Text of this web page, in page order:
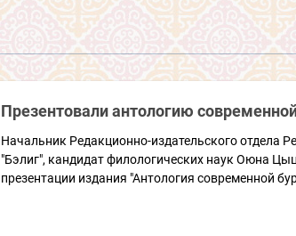
Презентовали антологию
Начальник Редакционно-издательского отдела
"Бэлиг", кандидат филологических наук Оюна
презентации издания "Антология современной